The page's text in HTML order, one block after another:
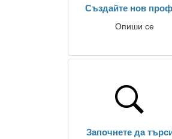
Създайте нов
Опиши се
Започнете да